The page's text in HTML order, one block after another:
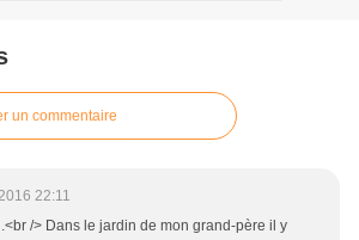
un commentaire
22:11
/> Dans le jardin de mon grand-père il y